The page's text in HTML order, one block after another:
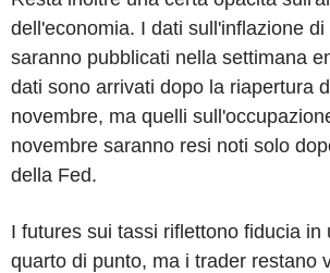
dell'economia. I dati sull'inflazione
saranno pubblicati nella settimana
dati sono arrivati dopo la riapertura
novembre, ma quelli
novembre saranno resi noti solo
della Fed.
I futures sui tassi riflettono fiducia in
quarto di punto, ma i trader restano